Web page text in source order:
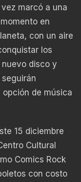
marcó a una
en
con un aire
los
disco y
de música
15 diciembre
Cultural
Comics Rock
con costo